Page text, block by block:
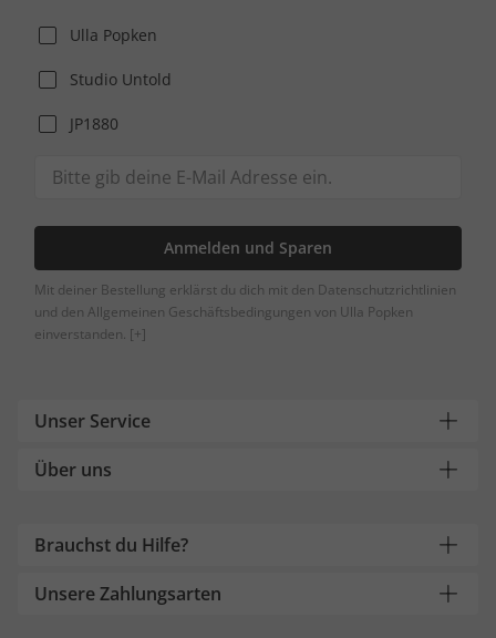
Ulla Popken
Studio Untold
JP1880
Anmelden und Sparen
Mit deiner Bestellung erklärst du dich mit den Datenschutzrichtlinien
und den Allgemeinen Geschäftsbedingungen von Ulla Popken
einverstanden. [+]
Unser Service
Über uns
Brauchst du Hilfe?
Unsere Zahlungsarten